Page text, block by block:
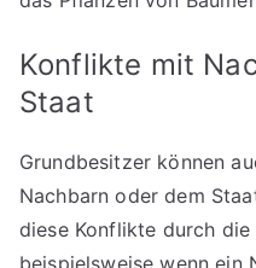
Konflikte mit
Staat
Grundbesitzer können
Nachbarn oder dem
diese Konflikte durch
beispielsweise wenn ein